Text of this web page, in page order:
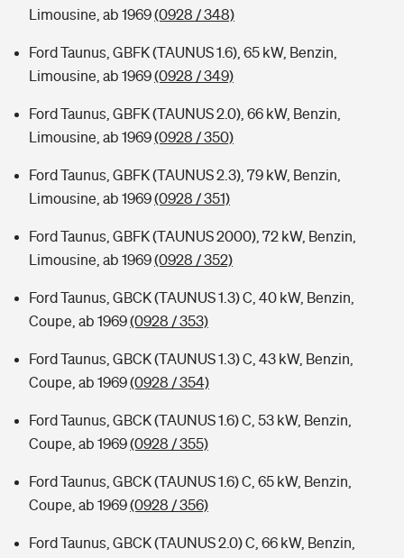
Limousine, ab 1969(0928 / 348)
Ford Taunus, GBFK (TAUNUS 1.6), 65 kW, Benzin,
Limousine, ab 1969(0928 / 349)
Ford Taunus, GBFK (TAUNUS 2.0), 66 kW, Benzin,
Limousine, ab 1969(0928 / 350)
Ford Taunus, GBFK (TAUNUS 2.3), 79 kW, Benzin,
Limousine, ab 1969(0928 / 351)
Ford Taunus, GBFK (TAUNUS 2000), 72 kW, Benzin,
Limousine, ab 1969(0928 / 352)
Ford Taunus, GBCK (TAUNUS 1.3) C, 40 kW, Benzin,
Coupe, ab 1969(0928 / 353)
Ford Taunus, GBCK (TAUNUS 1.3) C, 43 kW, Benzin,
Coupe, ab 1969(0928 / 354)
Ford Taunus, GBCK (TAUNUS 1.6) C, 53 kW, Benzin,
Coupe, ab 1969(0928 / 355)
Ford Taunus, GBCK (TAUNUS 1.6) C, 65 kW, Benzin,
Coupe, ab 1969(0928 / 356)
Ford Taunus, GBCK (TAUNUS 2.0) C, 66 kW, Benzin,